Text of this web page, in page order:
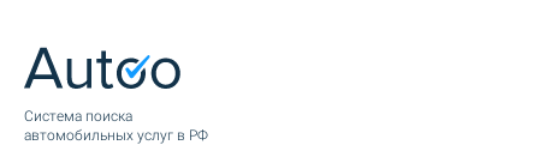
Cистема поиска
автомобильных услуг в РФ